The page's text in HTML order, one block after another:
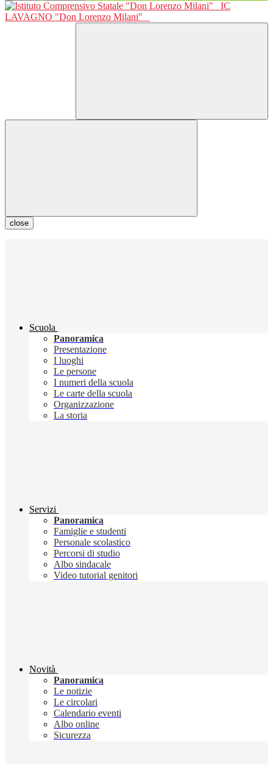
IC
LAVAGNO "Don Lorenzo Milani"
close
Scuola
Panoramica
Presentazione
I luoghi
Le persone
I numeri della scuola
Le carte della scuola
Organizzazione
La storia
Servizi
Panoramica
Famiglie e studenti
Personale scolastico
Percorsi di studio
Albo sindacale
Video tutorial genitori
Novità
Panoramica
Le notizie
Le circolari
Calendario eventi
Albo online
Sicurezza